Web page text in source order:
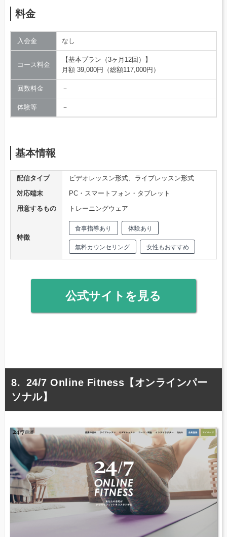
料金
入会金 なし
コース料金
【基本プラン（3ヶ月12回）】
月額 39,000円（総額117,000円）
回数料金 －
体験等 －
基本情報
配信タイプ
ビデオレッスン形式、ライブレッスン形式
対応端末
PC・スマートフォン・タブレット
用意するもの
トレーニングウェア
特徴
食事指導あり 体験あり
無料カウンセリング 女性もおすすめ
公式サイトを見る
24/7 Online Fitness【オンラインパー
ソナル】